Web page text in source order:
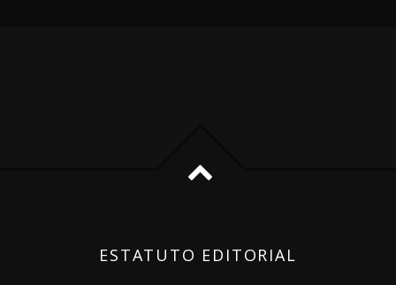
ESTATUTO EDITORIAL